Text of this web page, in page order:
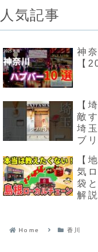
人気記事
神
【
【
敵
埼
ブ
【
気
袋
解説
Home 香川